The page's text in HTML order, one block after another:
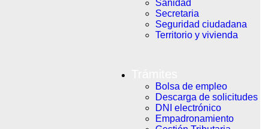
Sanidad
Secretaria
Seguridad ciudadana
Territorio y vivienda
Bolsa de empleo
Descarga de solicitudes
DNI electrónico
Empadronamiento